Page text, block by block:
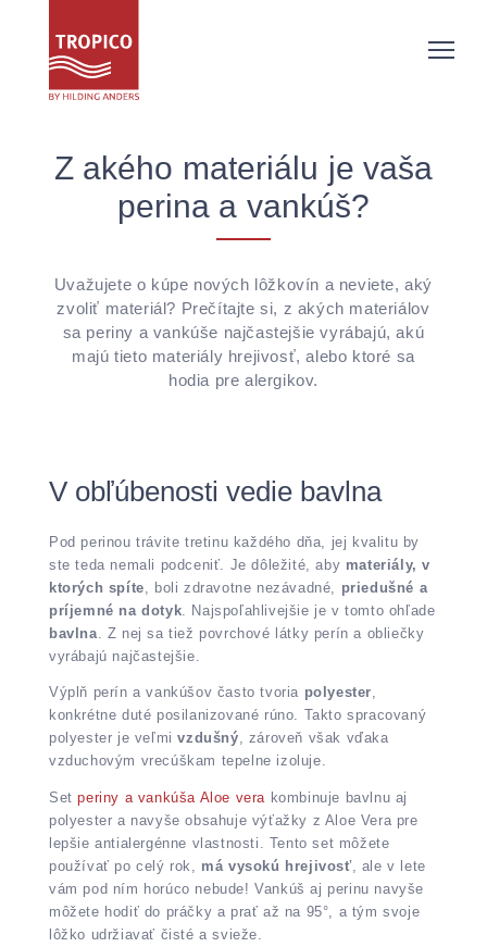
Z akého materiálu je vaša
perina a vankúš?
Uvažujete o kúpe nových lôžkovín a neviete, aký
zvoliť materiál? Prečítajte si, z akých materiálov
sa periny a vankúše najčastejšie vyrábajú, akú
majú tieto materiály hrejivosť, alebo ktoré sa
hodia pre alergikov.
V obľúbenosti vedie bavlna
Pod perinou trávite tretinu každého dňa, jej kvalitu by
ste teda nemali podceniť. Je dôležité, aby materiály, v
ktorých spíte , boli zdravotne nezávadné, priedušné a
príjemné na dotyk . Najspoľahlivejšie je v tomto ohľade
bavlna . Z nej sa tiež povrchové látky perín a obliečky
vyrábajú najčastejšie.
Výplň perín a vankúšov často tvoria polyester,
konkrétne duté posilanizované rúno. Takto spracovaný
polyester je veľmivzdušný, zároveň však vďaka
vzduchovým vrecúškam tepelne izoluje.
Setperiny a vankúša Aloe vera kombinuje bavlnu aj
polyester a navyše obsahuje výťažky z Aloe Vera pre
lepšie antialergénne vlastnosti. Tento set môžete
používať po celý rok, má vysokú hrejivosť, ale v lete
vám pod ním horúco nebude! Vankúš aj perinu navyše
môžete hodiť do práčky a prať až na 95°, a tým svoje
lôžko udržiavať čisté a svieže.